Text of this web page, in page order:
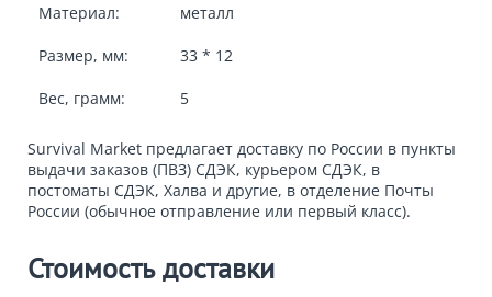
Материал: металл
Размер, мм: 33 * 12
Вес, грамм: 5
Survival Market предлагает доставку по России в пункты
выдачи заказов (ПВЗ) СДЭК, курьером СДЭК, в
постоматы СДЭК, Халва и другие, в отделение Почты
России (обычное отправление или первый класс).
Стоимость доставки